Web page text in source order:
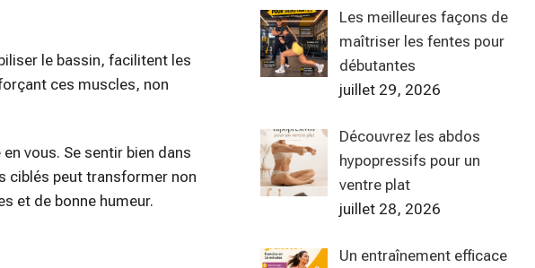
le bassin, facilitent les
ces muscles, non
vous. Se sentir bien dans
ciblés peut transformer non
et de bonne humeur.
Les meilleures façons de
maîtriser les fentes pour
débutantes
juillet 29, 2026
Découvrez les abdos
hypopressifs pour un
ventre plat
juillet 28, 2026
Un entraînement efficace